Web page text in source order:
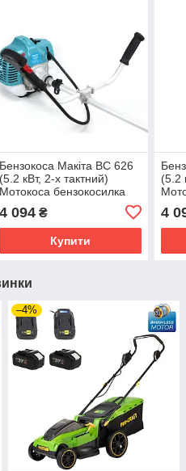
Бензокоса Макіта BC 626
(5.2 кВт, 2-х тактний)
Мотокоса бензокосилка
4 094₴
Купити
(5.2
4
–4%